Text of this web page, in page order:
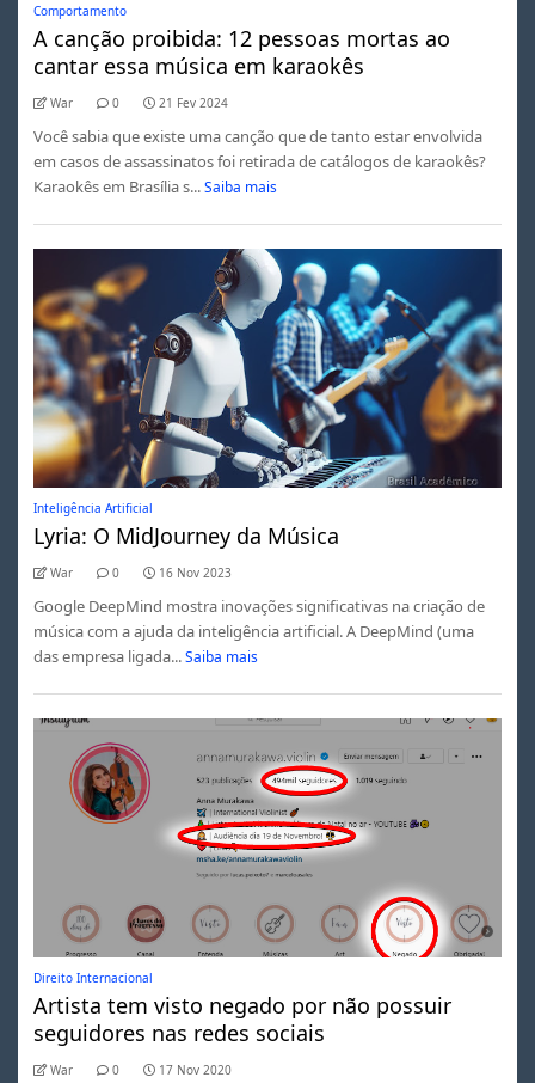
Comportamento
A canção proibida: 12 pessoas mortas ao
cantar essa música em karaokês
War 0 21 Fev 2024
Você sabia que existe uma canção que de tanto estar envolvida
em casos de assassinatos foi retirada de catálogos de karaokês?
Karaokês em Brasília s... Saiba mais
Inteligência Artificial
Lyria: O MidJourney da Música
War 0 16 Nov 2023
Google DeepMind mostra inovações significativas na criação de
música com a ajuda da inteligência artificial. A DeepMind (uma
das empresa ligada... Saiba mais
Direito Internacional
Artista tem visto negado por não possuir
seguidores nas redes sociais
War 0 17 Nov 2020